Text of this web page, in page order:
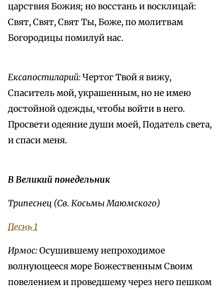
царствия Божия; но восстань и восклицай:
Свят, Свят, Свят Ты, Боже, по молитвам
Богородицы помилуй нас.
Ексапостиларий:Чертог Твой я вижу,
Спаситель мой, украшенным, но не имею
достойной одежды, чтобы войти в него.
Просвети одеяние души моей, Податель света,
и спаси меня.
В Великий понедельник
Трипеснец (Св. Косьмы Маюмского)
Песнь 1
Ирмос:Осушившему непроходимое
волнующееся море Божественным Своим
повелением и проведшему через него пешком